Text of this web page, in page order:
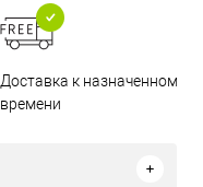
Доставка к назначенному
времени